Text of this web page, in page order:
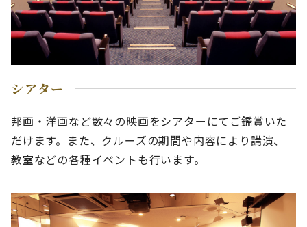
シアター
邦画・洋画など数々の映画をシアターにてご鑑賞いた
だけます。また、クルーズの期間や内容により講演、
教室などの各種イベントも行います。